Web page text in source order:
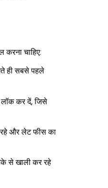
करना चाहिए:
ही सबसे पहले
लॉक कर दें, जिसे
रहे और लेट फीस का
से खाली कर रहे